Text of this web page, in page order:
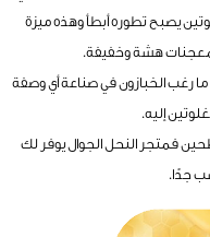
يصبح تطوره أبطأ وهذه ميزة
هشة وخفيفة.
ما رغب الخبازون في صناعة أي وصفة
إليه.
فمتجر النحل الجوال يوفر لك
جدًا.